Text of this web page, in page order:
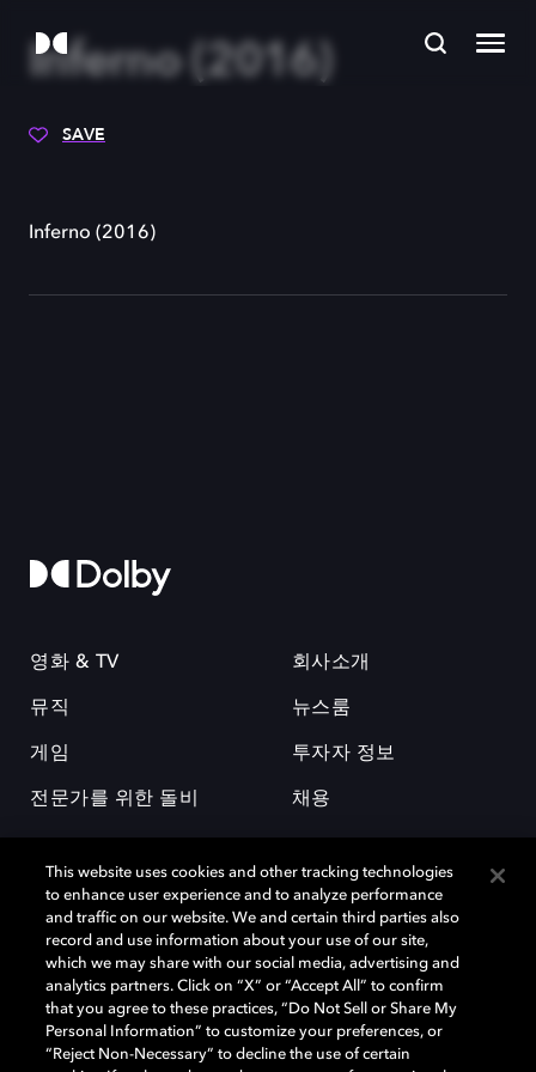
Inferno (2016)
SAVE
Inferno (2016)
영화 & TV
뮤직
게임
전문가를 위한 돌비
회사소개
뉴스룸
투자자 정보
채용
돌비(Dolby)와 double-D 심볼은 미국 및 기타 국가 돌비래버러토리스
(Dolby Laboratories, Inc.)의 등록 및 미등록 상표이다. 그 밖에 다른 자료에
기재된 상표는 해당 상표 소유권자의 등록상표로 유지된다. © 2025 Dolby
Laboratories, Inc. All rights reserved.
This website uses cookies and other tracking technologies
to enhance user experience and to analyze performance
and traffic on our website. We and certain third parties also
record and use information about your use of our site,
which we may share with our social media, advertising and
analytics partners. Click on “X” or “Accept All” to confirm
that you agree to these practices, “Do Not Sell or Share My
Personal Information” to customize your preferences, or
“Reject Non-Necessary” to decline the use of certain